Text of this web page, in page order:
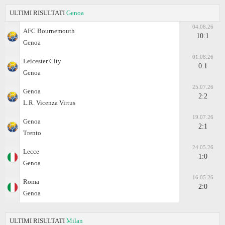
ULTIMI RISULTATI Genoa
AFC Bournemouth
Genoa
04.08.26
10:1
Leicester City
Genoa
01.08.26
0:1
Genoa
L.R. Vicenza Virtus
25.07.26
2:2
Genoa
Trento
19.07.26
2:1
Lecce
Genoa
24.05.26
1:0
Roma
Genoa
16.05.26
2:0
ULTIMI RISULTATI Milan